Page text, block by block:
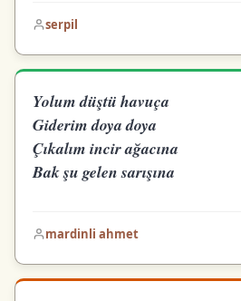
serpil
Yolum düştü havuça
Giderim doya doya
Çıkalım incir ağacına
Bak şu gelen sarışına
mardinli ahmet